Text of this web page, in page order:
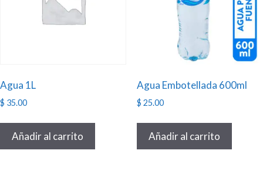
Agua 1L
$ 35.00
Añadir al carrito
Agua Embotellada 600ml
$ 25.00
Añadir al carrito